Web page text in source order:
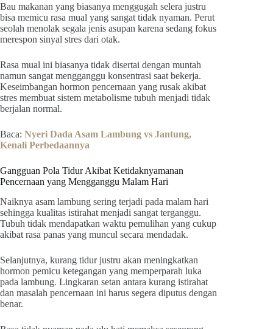
Bau makanan yang biasanya menggugah selera justru
bisa memicu rasa mual yang sangat tidak nyaman. Perut
seolah menolak segala jenis asupan karena sedang fokus
merespon sinyal stres dari otak.
Rasa mual ini biasanya tidak disertai dengan muntah
namun sangat mengganggu konsentrasi saat bekerja.
Keseimbangan hormon pencernaan yang rusak akibat
stres membuat sistem metabolisme tubuh menjadi tidak
berjalan normal.
Baca: Nyeri Dada Asam Lambung vs Jantung,
Kenali Perbedaannya
Gangguan Pola Tidur Akibat Ketidaknyamanan
Pencernaan yang Mengganggu Malam Hari
Naiknya asam lambung sering terjadi pada malam hari
sehingga kualitas istirahat menjadi sangat terganggu.
Tubuh tidak mendapatkan waktu pemulihan yang cukup
akibat rasa panas yang muncul secara mendadak.
Selanjutnya, kurang tidur justru akan meningkatkan
hormon pemicu ketegangan yang memperparah luka
pada lambung. Lingkaran setan antara kurang istirahat
dan masalah pencernaan ini harus segera diputus dengan
benar.